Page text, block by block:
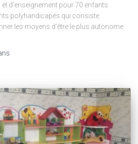
d’enseignement pour 70 enfants
polyhandicapés qui consiste
les moyens d’être le plus autonome